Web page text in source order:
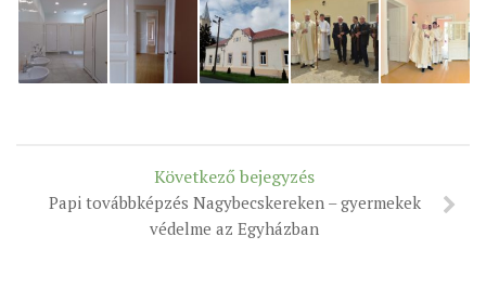
Következő bejegyzés
Papi továbbképzés Nagybecskereken – gyermekek
védelme az Egyházban